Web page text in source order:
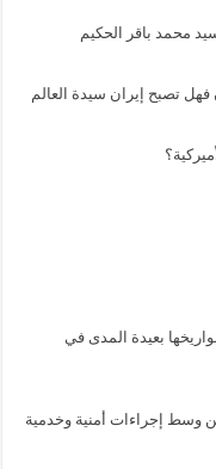
محمد باقر الحكيم
تصبح إيران سيدة العالم
بعيدة المدى في
وسط إجراءات أمنية وخدمية